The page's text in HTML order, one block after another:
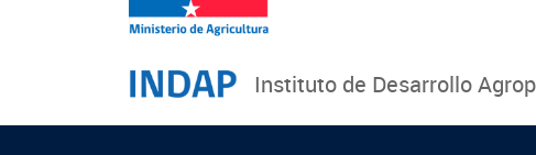
Instituto de Desarrollo